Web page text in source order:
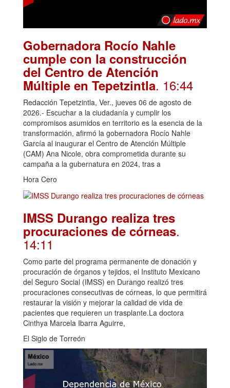
Gobernadora Rocío Nahle
cumple con la construcción
del Centro de Atención
Múltiple en Tepetzintla. 16:44
Redacción Tepetzintla, Ver., jueves 06 de agosto de
2026.- Escuchar a la ciudadanía y cumplir los
compromisos asumidos en territorio es la esencia de la
transformación, afirmó la gobernadora Rocío Nahle
García al inaugurar el Centro de Atención Múltiple
(CAM) Ana Nicole, obra comprometida durante su
campaña a la gubernatura en 2024, tras a
Hora Cero
IMSS Durango realiza tres
procuraciones de córneas.
14:11
Como parte del programa permanente de donación y
procuración de órganos y tejidos, el Instituto Mexicano
del Seguro Social (IMSS) en Durango realizó tres
procuraciones consecutivas de córneas, lo que permitirá
restaurar la visión y mejorar la calidad de vida de
pacientes que requieren un trasplante.La doctora
Cinthya Marcela Ibarra Aguirre,
El Siglo de Torreón